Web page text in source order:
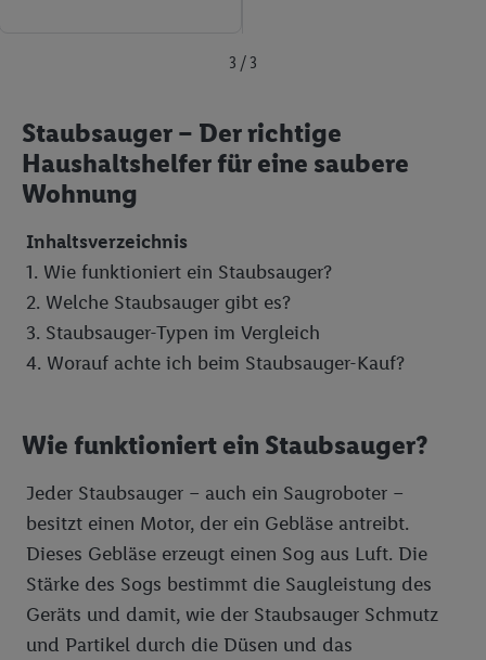
3 / 3
Staubsauger – Der richtige
Haushaltshelfer für eine saubere
Wohnung
Inhaltsverzeichnis
1. Wie funktioniert ein Staubsauger?
2. Welche Staubsauger gibt es?
3. Staubsauger-Typen im Vergleich
4. Worauf achte ich beim Staubsauger-Kauf?
Wie funktioniert ein Staubsauger?
Jeder Staubsauger – auch ein Saugroboter –
besitzt einen Motor, der ein Gebläse antreibt.
Dieses Gebläse erzeugt einen Sog aus Luft. Die
Stärke des Sogs bestimmt die Saugleistung des
Geräts und damit, wie der Staubsauger Schmutz
und Partikel durch die Düsen und das